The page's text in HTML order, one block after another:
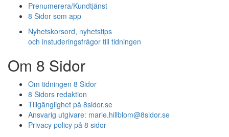
Prenumerera/Kundtjänst
8 Sidor som app
Nyhetskorsord, nyhetstips
och instuderingsfrågor till tidningen
Om 8 Sidor
Om tidningen 8 Sidor
8 Sidors redaktion
Tillgänglighet på 8sidor.se
Ansvarig utgivare: marie.hillblom@8sidor.se
Privacy policy på 8 sidor